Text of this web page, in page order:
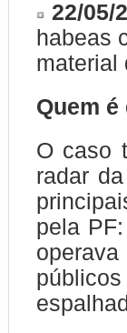
22/05/
habeas
material
Quem
O caso
radar
pela